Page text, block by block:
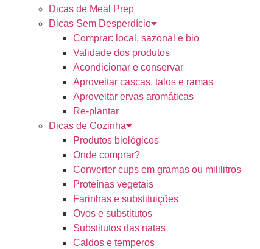
Dicas de Meal Prep
Dicas Sem Desperdício
Comprar: local, sazonal e bio
Validade dos produtos
Acondicionar e conservar
Aproveitar cascas, talos e ramas
Aproveitar ervas aromáticas
Re-plantar
Dicas de Cozinha
Produtos biológicos
Onde comprar?
Converter cups em gramas ou mililitros
Proteínas vegetais
Farinhas e substituições
Ovos e substitutos
Substitutos das natas
Caldos e temperos